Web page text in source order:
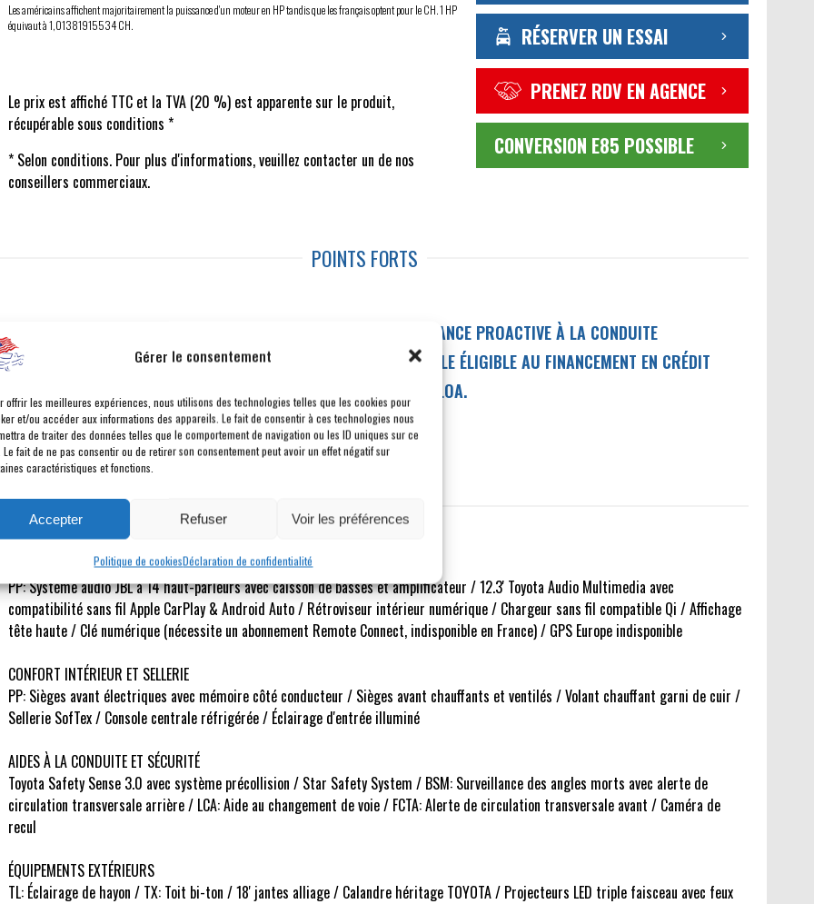
Gérer le consentement
offrir les meilleures expériences, nous utilisons des technologies telles que les cookies pour
et/ou accéder aux informations des appareils. Le fait de consentir à ces technologies nous
de traiter des données telles que le comportement de navigation ou les ID uniques sur ce
Le fait de ne pas consentir ou de retirer son consentement peut avoir un effet négatif sur
caractéristiques et fonctions.
Accepter Refuser Voir les préférences
Politique de cookiesDéclaration de confidentialité
Les américains affichent majoritairement la puissance d'un moteur en HP tandis que les français optent pour le CH. 1 HP
équivaut à 1,01381915534 CH.
Le prix est affiché TTC et la TVA (20 %) est apparente sur le produit,
récupérable sous conditions *
* Selon conditions. Pour plus d'informations, veuillez contacter un de nos
conseillers commerciaux.
RÉSERVER UN ESSAI
PRENEZ RDV EN AGENCE
CONVERSION E85 POSSIBLE
POINTS FORTS
NOMBREUX MODES DE CONDUITE
ANDROID AUTO™ & APPLE CARPLAY® SANS FIL
ASSISTANCE PROACTIVE À LA CONDUITE
VÉHICULE ÉLIGIBLE AU FINANCEMENT EN CRÉDIT
BAIL / LOA.
INFODIVERTISSEMENT ET CONNECTIVITÉ
PP: Système audio JBL à 14 haut-parleurs avec caisson de basses et amplificateur / 12.3' Toyota Audio Multimedia avec
compatibilité sans fil Apple CarPlay & Android Auto / Rétroviseur intérieur numérique / Chargeur sans fil compatible Qi / Affichage
tête haute / Clé numérique (nécessite un abonnement Remote Connect, indisponible en France) / GPS Europe indisponible
CONFORT INTÉRIEUR ET SELLERIE
PP: Sièges avant électriques avec mémoire côté conducteur / Sièges avant chauffants et ventilés / Volant chauffant garni de cuir /
Sellerie SofTex / Console centrale réfrigérée / Éclairage d'entrée illuminé
AIDES À LA CONDUITE ET SÉCURITÉ
Toyota Safety Sense 3.0 avec système précollision / Star Safety System / BSM: Surveillance des angles morts avec alerte de
circulation transversale arrière / LCA: Aide au changement de voie / FCTA: Alerte de circulation transversale avant / Caméra de
recul
ÉQUIPEMENTS EXTÉRIEURS
TL: Éclairage de hayon / TX: Toit bi-ton / 18' jantes alliage / Calandre héritage TOYOTA / Projecteurs LED triple faisceau avec feux